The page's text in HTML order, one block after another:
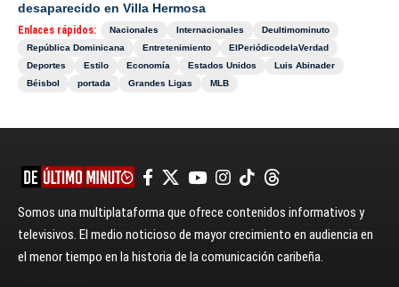
desaparecido en Villa Hermosa
Enlaces rápidos: Nacionales Internacionales
Deultimominuto
República Dominicana
Entretenimiento
ElPeriódicodelaVerdad
Deportes
Estilo Economía Estados Unidos
Luis Abinader
Béisbol
portada Grandes Ligas MLB
Somos una multiplataforma que ofrece contenidos informativos y
televisivos. El medio noticioso de mayor crecimiento en audiencia en
el menor tiempo en la historia de la comunicación caribeña.